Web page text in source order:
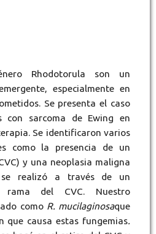
Rhodotorula son un
especialmente en
Se presenta el caso
sarcoma de Ewing en
Se identificaron varios
como la presencia de un
y una neoplasia maligna
se realizó a través de un
del CVC. Nuestro
como R. mucilaginosaque
que causa estas fungemias.